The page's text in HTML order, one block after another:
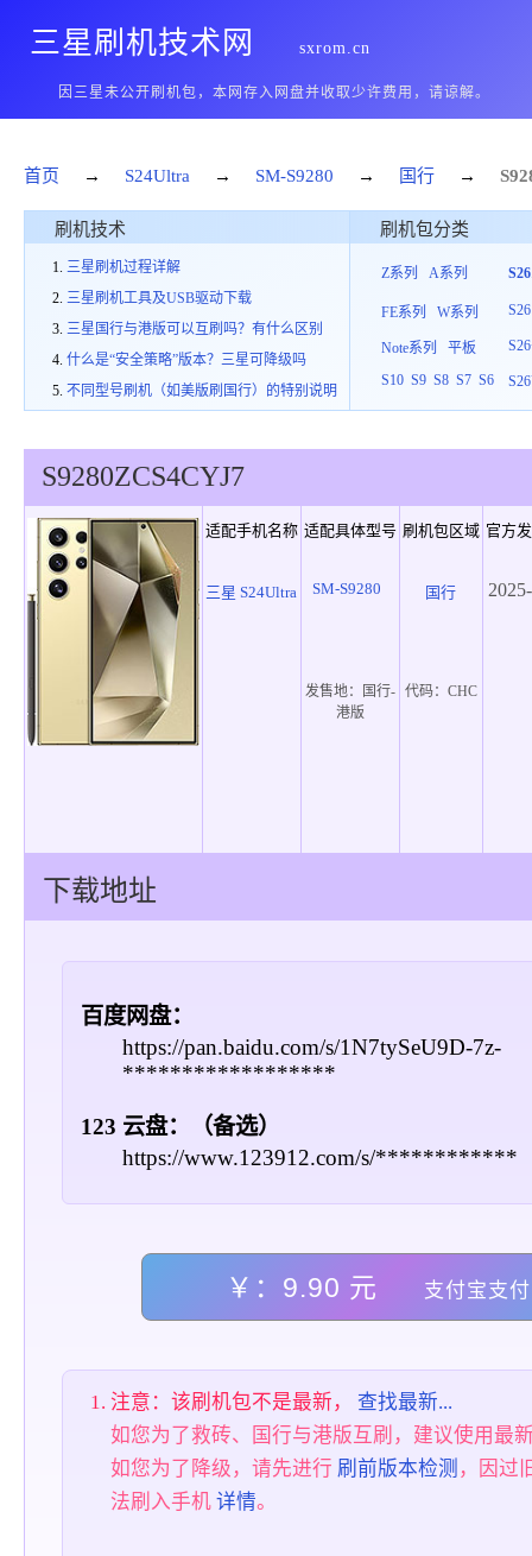
三星刷机技术网 sxrom.cn
因三星未公开刷机包，本网存入网盘并收取少许费用，请谅解。
首页 → S24Ultra → SM-S9280 → 国行 →
刷机技术
三星刷机过程详解
三星刷机工具及USB驱动下载
三星国行与港版可以互刷吗？有什么区别
什么是“安全策略”版本？三星可降级吗
不同型号刷机（如美版刷国行）的特别说明
刷机包分类
Z系列 A系列
FE系列 W系列
Note系列
平板
S10 S9 S8 S7 S6
S26
S9280ZCS4CYJ7
适配手机名称 适配具体型号 刷机包区域 官方
三星 S24Ultra SM-S9280 国行
发售地：
国行-
港版
代码： CHC
下载地址
百度网盘：
https://pan.baidu.com/s/1N7tySeU9D-7z-
******************
123 云盘：（备选）
https://www.123912.com/s/************
￥：9.90 元 支付宝支付
注意：该刷机包不是最新， 查找最新...
如您为了救砖、国行与港版互刷，建议使用最
如您为了降级，请先进行 刷前版本检测 ，因过
法刷入手机详情。